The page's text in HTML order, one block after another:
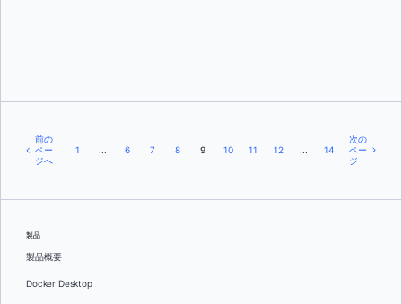
前の
ペー
ジへ
1 ... 6 7 8 9 10 11 12 ... 14
次の
ペー
ジ
製品
製品概要
Docker Desktop